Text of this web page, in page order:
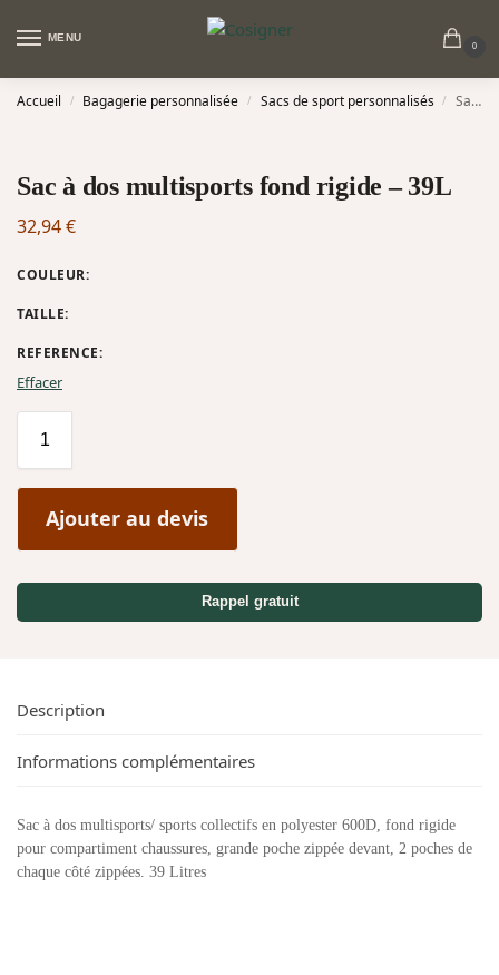
MENU
0
Accueil / Bagagerie personnalisée / Sacs de sport personnalisés / Sac à dos multisports fond rigide – 39L
Sac à dos multisports fond rigide – 39L
32,94€
COULEUR:
TAILLE:
REFERENCE:
Effacer
Ajouter au devis
Rappel gratuit
Description
Informations complémentaires
Sac à dos multisports/ sports collectifs en polyester 600D, fond rigide
pour compartiment chaussures, grande poche zippée devant, 2 poches de
chaque côté zippées. 39 Litres